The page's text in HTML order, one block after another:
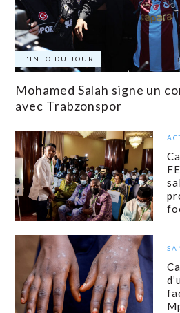
L'INFO DU JOUR
Mohamed Salah signe un
avec Trabzonspor